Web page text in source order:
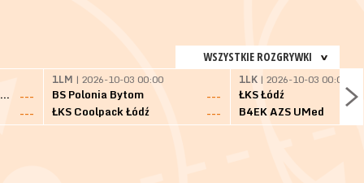
WSZYSTKIE ROZGRYWKI
SKS Fulimpex Starogard Gdański
---
---
1LM | 2026-10-03 00:00
BS Polonia Bytom
---
ŁKS Coolpack Łódź
---
1LK | 2026-10-03 00:00
ŁKS Łódź
B4EK AZS UMed